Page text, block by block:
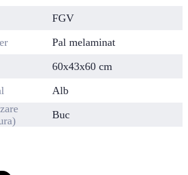
FGV
Pal melaminat
60x43x60 cm
Alb
Buc